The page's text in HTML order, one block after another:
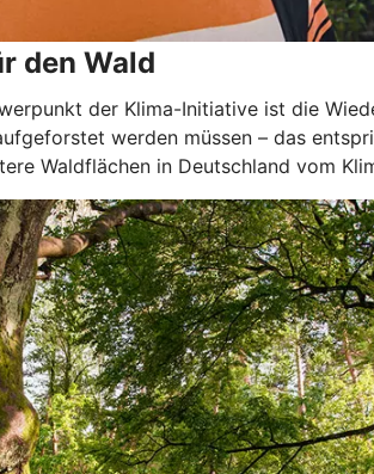
den Wald
der Klima-Initiative ist die
werden müssen – das
Waldflächen in Deutschland vom